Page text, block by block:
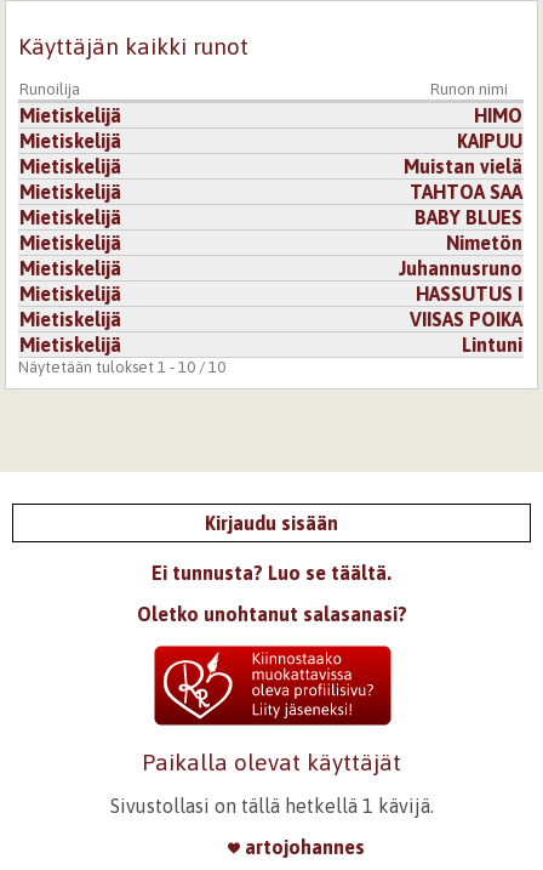
Käyttäjän kaikki runot
Runoilija Runon nimi
Mietiskelijä
HIMO
Mietiskelijä
KAIPUU
Mietiskelijä
Muistan vielä
Mietiskelijä
TAHTOA SAA
Mietiskelijä
BABY BLUES
Mietiskelijä
Nimetön
Mietiskelijä
Juhannusruno
Mietiskelijä
HASSUTUS I
Mietiskelijä
VIISAS POIKA
Mietiskelijä
Lintuni
Näytetään tulokset 1 - 10 / 10
Kirjaudu sisään
Ei tunnusta? Luo se täältä.
Oletko unohtanut salasanasi?
Paikalla olevat käyttäjät
Sivustollasi on tällä hetkellä 1 kävijä.
artojohannes